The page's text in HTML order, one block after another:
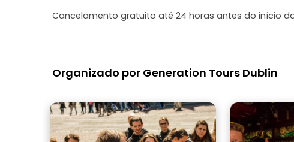
Cancelamento gratuito até 24 horas antes do início
Organizado por Generation Tours Dublin